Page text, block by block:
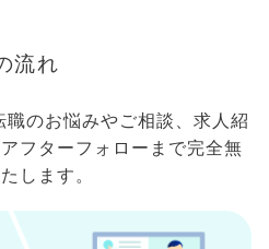
流れ
のお悩みやご相談、求人紹
フターフォローまで完全無
します。